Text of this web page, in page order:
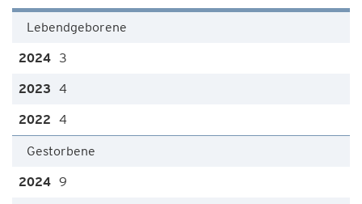
Lebendgeborene
3
4
4
Gestorbene
9